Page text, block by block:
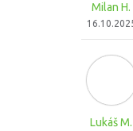
Milan H.
Lukáš M.